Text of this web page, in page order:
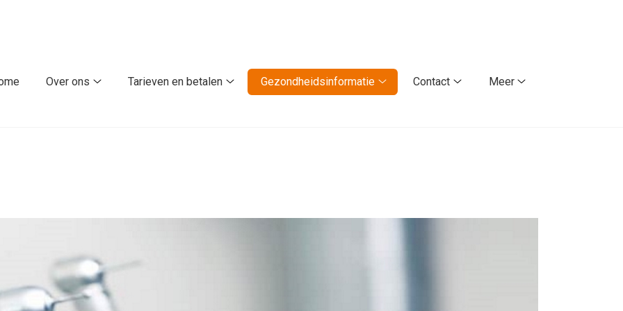
Over ons
Tarieven en betalen
Tarieven
Gezondheidsinformatie
Gezondheidsinformatie
Contact
Meer